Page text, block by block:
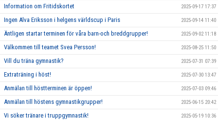
Information om Fritidskortet 2025-09-17 17:37
Ingen Alva Eriksson i helgens världscup i Paris 2025-09-14 11:40
Äntligen startar terminen för våra barn-och breddgrupper! 2025-09-02 11:18
Välkommen till teamet Svea Persson! 2025-08-25 11:50
Vill du träna gymnastik? 2025-07-31 07:39
Extraträning i höst! 2025-07-30 13:47
Anmälan till höstterminen är öppen! 2025-07-03 09:46
Anmälan till höstens gymnastikgrupper! 2025-06-15 20:42
Vi söker tränare i truppgymnastik! 2025-05-19 10:36